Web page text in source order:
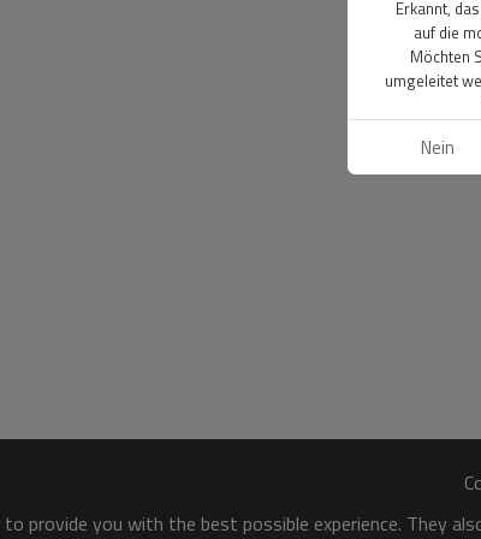
to provide you with the best possible experience. They
Erkannt,
auf die
Möchten
umgeleitet
Nein